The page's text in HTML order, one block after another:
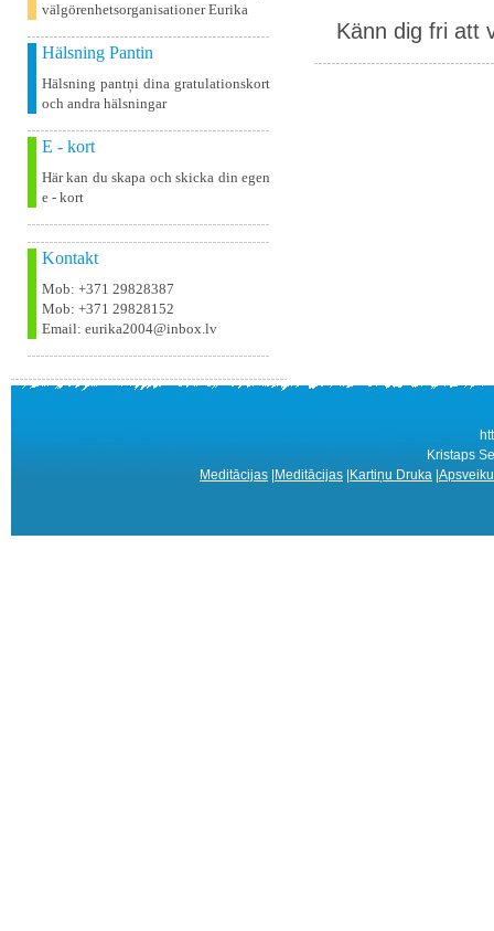
välgörenhetsorganisationer Eurika
Hälsning Pantin
Hälsning pantņi dina gratulationskort
och andra hälsningar
E - kort
Här kan du skapa och skicka din egen
e - kort
Kontakt
Mob: +371 29828387
Mob: +371 29828152
Email: eurika2004@inbox.lv
Känn dig fri att
Kristaps
Meditācijas Meditācijas Kartiņu Druka